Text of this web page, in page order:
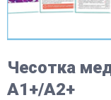
Чесотка
А1+/A2+